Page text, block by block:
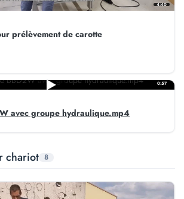
4:40
prélèvement de carotte
0:57
avec groupe hydraulique.mp4
chariot 8